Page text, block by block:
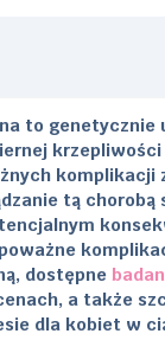
to genetycznie
komplikacji
tą chorobą
dostępne
a także
dla kobiet w